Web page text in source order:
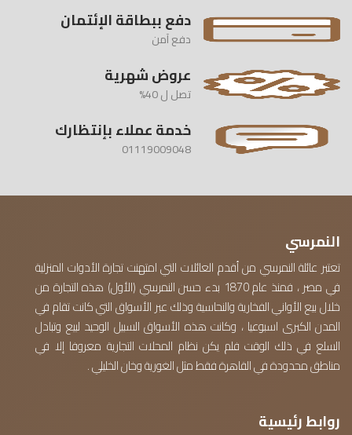
دفع ببطاقة الإئتمان
دفع آمن
عروض شهرية
تصل ل 40%
خدمة عملاء بإنتظارك
01119009048
النمرسي
تعتبر عائلة النمرسي من أقدم العائلات التي امتهنت تجارة الأدوات المنزلية
في مصر ، فمنذ عام 1870 بدء حسن النمرسي (الأول) هذه التجارة من
خلال بيع الأواني الفخارية والنحاسية وذلك عبر الأسواق التي كانت تقام في
المدن الكبرى اسبوعيا ، وكانت هذه الأسواق السبيل الوحيد لبيع وتبادل
السلع في ذلك الوقت فلم يكن نظام المحلات التجارية معروفا إلا في
مناطق محدودة في القاهرة فقط مثل الغورية وخان الخليلي .
روابط رئيسية